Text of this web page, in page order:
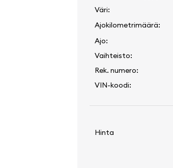
Väri:
Ajokilometrimäärä:
Ajo:
Vaihteisto:
Rek. numero:
VIN-koodi:
Hinta